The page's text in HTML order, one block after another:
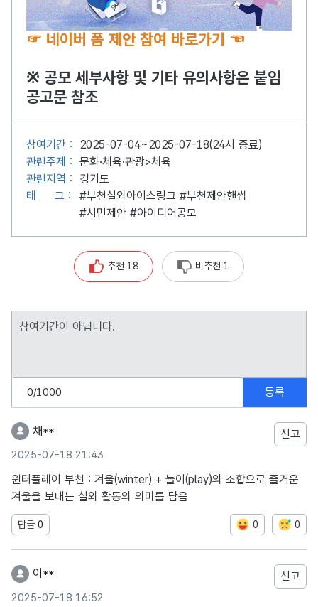
☞ 네이버 폼 제안 참여 바로가기 ☜
※ 공모 세부사항 및 기타 유의사항은 붙임
공고문 참조
참여기간 :
2025-07-04~2025-07-18(24시 종료)
관련주제 : 문화·체육·관광>체육
관련지역 :
경기도
태
그 : #부천실외아이스링크 #부천제안핸썹
#시민제안 #아이디어공모
추천 18 비추천 1
0/1000 등록
채**
2025-07-18 21:43
신고
윈터플레이 부천 : 겨울(winter) + 놀이(play)의 조합으로 즐거운
겨울을 보내는 실외 활동의 의미를 담음
답글 0 0 0
이**
2025-07-18 16:52
신고